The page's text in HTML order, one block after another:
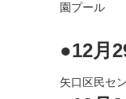
園プール
●12月
矢口区民セ